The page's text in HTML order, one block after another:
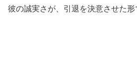
彼の誠実さが、引退を決意させた形